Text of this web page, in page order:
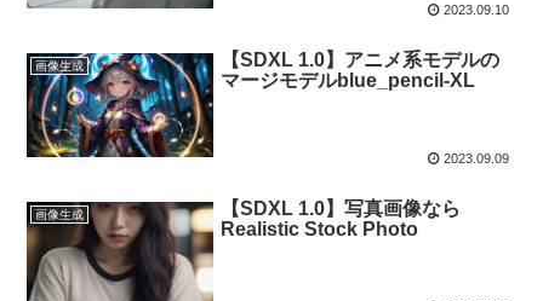
2023.09.10
画像生成
【SDXL 1.0】アニメ系モデルの
マージモデルblue_pencil-XL
2023.09.09
画像生成
【SDXL 1.0】写真画像なら
Realistic Stock Photo